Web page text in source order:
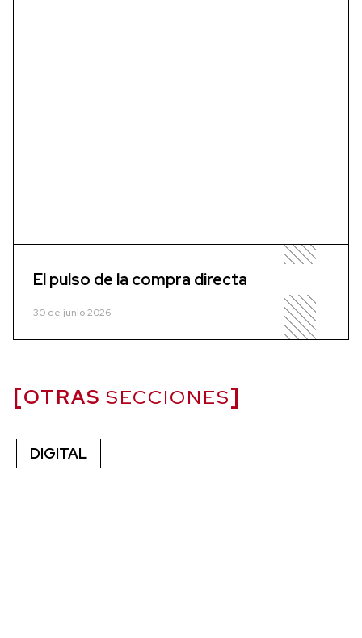
El pulso de la compra directa
30 de junio 2026
OTRAS SECCIONES
DIGITAL